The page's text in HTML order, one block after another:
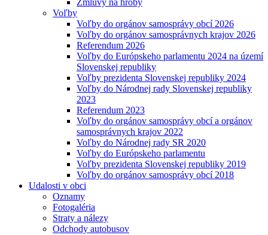
Zmluvy na hroby
Voľby
Voľby do orgánov samosprávy obcí 2026
Voľby do orgánov samosprávnych krajov 2026
Referendum 2026
Voľby do Európskeho parlamentu 2024 na území
Slovenskej republiky
Voľby prezidenta Slovenskej republiky 2024
Voľby do Národnej rady Slovenskej republiky
2023
Referendum 2023
Voľby do orgánov samosprávy obcí a orgánov
samosprávnych krajov 2022
Voľby do Národnej rady SR 2020
Voľby do Európskeho parlamentu
Voľby prezidenta Slovenskej republiky 2019
Voľby do orgánov samosprávy obcí 2018
Udalosti v obci
Oznamy
Fotogaléria
Straty a nálezy
Odchody autobusov